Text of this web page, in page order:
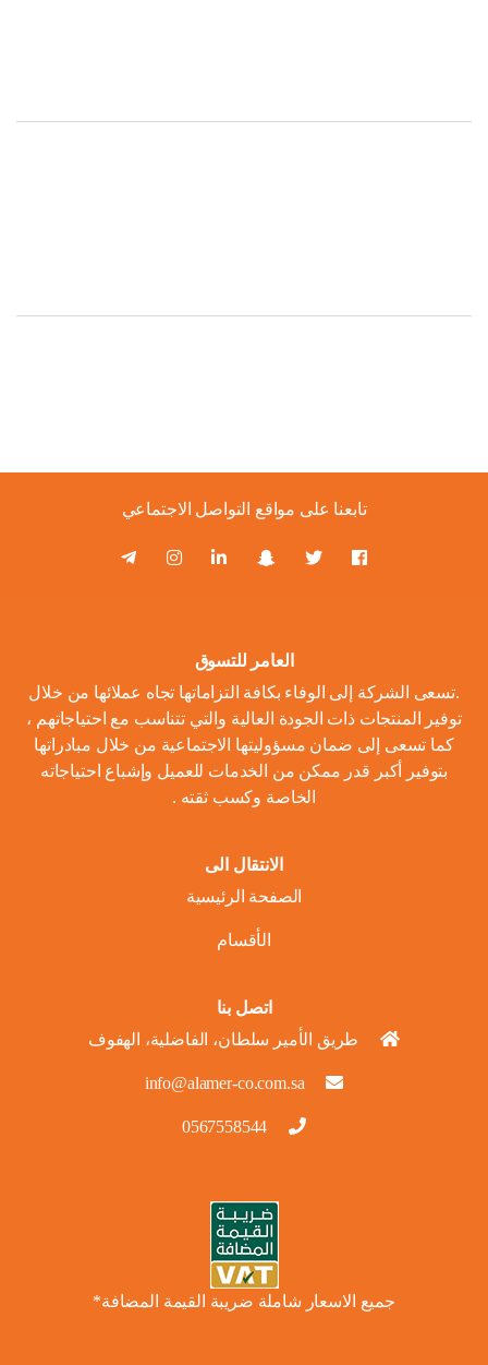
تابعنا على مواقع التواصل الاجتماعي
العامر للتسوق
.تسعى الشركة إلى الوفاء بكافة التزاماتها تجاه عملائها من خلال
توفير المنتجات ذات الجودة العالية والتي تتناسب مع احتياجاتهم ،
كما تسعى إلى ضمان مسؤوليتها الاجتماعية من خلال مبادراتها
بتوفير أكبر قدر ممكن من الخدمات للعميل وإشباع احتياجاته
الخاصة وكسب ثقته .
الانتقال الى
الصفحة الرئيسية
الأقسام
اتصل بنا
طريق الأمير سلطان، الفاضلية، الهفوف
info@alamer-co.com.sa
0567558544
جميع الاسعار شاملة ضريبة القيمة المضافة*